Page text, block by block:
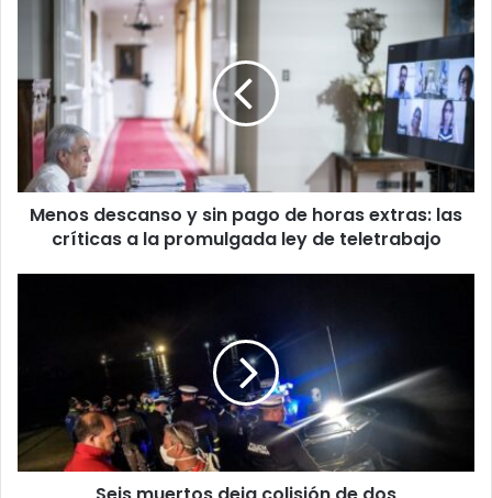
descanso
pago
de
horas
extras:
las
críticas
Menos descanso y sin pago de horas extras: las
críticas a la promulgada ley de teletrabajo
embarcaciones
en
la